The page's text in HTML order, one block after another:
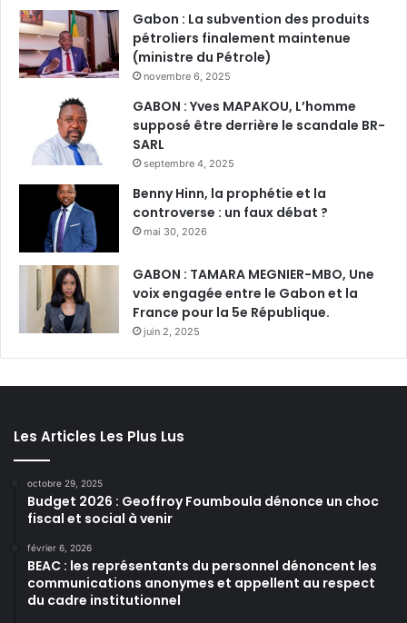
Gabon : La subvention des produits
pétroliers finalement maintenue
(ministre du Pétrole)
novembre 6, 2025
GABON : Yves MAPAKOU, L’homme
supposé être derrière le scandale BR-
SARL
septembre 4, 2025
Benny Hinn, la prophétie et la
controverse : un faux débat ?
mai 30, 2026
GABON : TAMARA MEGNIER-MBO, Une
voix engagée entre le Gabon et la
France pour la 5e République.
juin 2, 2025
Les Articles Les Plus Lus
octobre 29, 2025
Budget 2026 : Geoffroy Foumboula dénonce un choc
fiscal et social à venir
février 6, 2026
BEAC : les représentants du personnel dénoncent les
communications anonymes et appellent au respect
du cadre institutionnel